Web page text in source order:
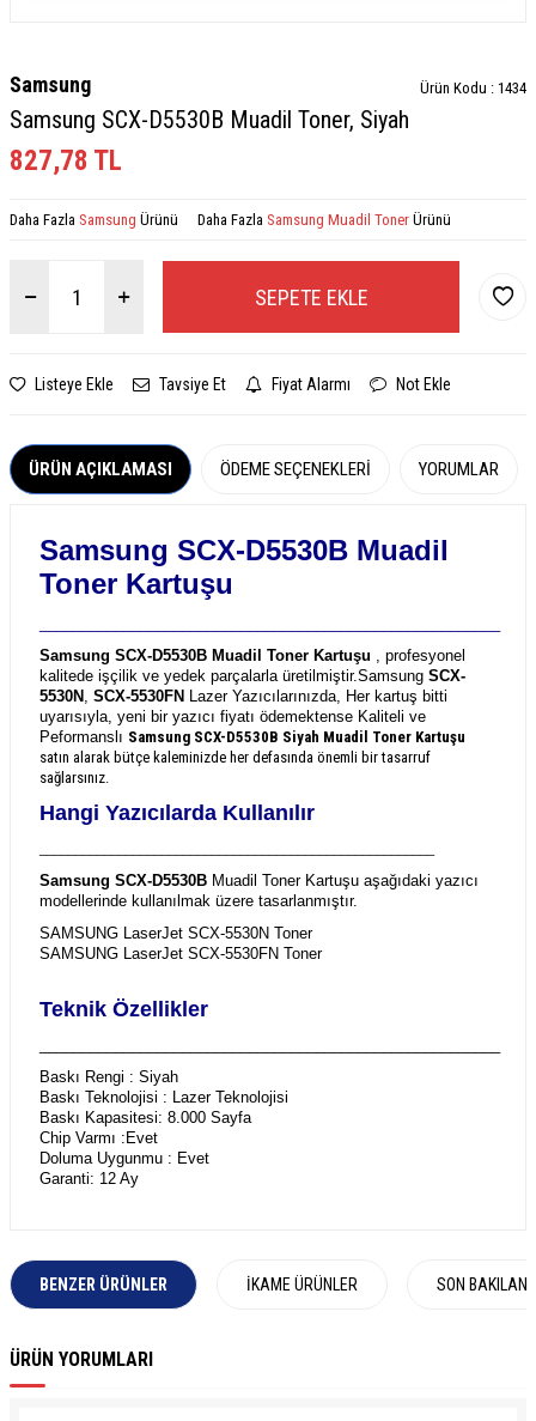
Samsung Ürün Kodu : 1434
Samsung SCX-D5530B Muadil Toner, Siyah
827,78 TL
Daha Fazla Samsung Ürünü Daha Fazla Samsung Muadil Toner Ürünü
SEPETE EKLE
Listeye Ekle Tavsiye Et Fiyat Alarmı Not Ekle
ÜRÜN AÇIKLAMASI ÖDEME SEÇENEKLERI YORUMLAR
Samsung SCX-D5530B Muadil
Toner Kartuşu
Samsung SCX-D5530B Muadil Toner Kartuşu , profesyonel
kalitede işçilik ve yedek parçalarla üretilmiştir.Samsung SCX-
5530N , SCX-5530FN Lazer Yazıcılarınızda, Her kartuş bitti
uyarısıyla, yeni bir yazıcı fiyatı ödemektense Kaliteli ve
Peformanslı Samsung SCX-D5530B Siyah Muadil Toner Kartuşu
satın alarak bütçe kaleminizde her defasında önemli bir tasarruf
sağlarsınız.
Hangi Yazıcılarda Kullanılır
Samsung SCX-D5530B Muadil Toner Kartuşu aşağıdaki yazıcı
modellerinde kullanılmak üzere tasarlanmıştır.
SAMSUNG LaserJet SCX-5530N Toner
SAMSUNG LaserJet SCX-5530FN Toner
Teknik Özellikler
Baskı Rengi : Siyah
Baskı Teknolojisi : Lazer Teknolojisi
Baskı Kapasitesi: 8.000 Sayfa
Chip Varmı :Evet
Doluma Uygunmu : Evet
Garanti: 12 Ay
BENZER ÜRÜNLER İKAME ÜRÜNLER SON
ÜRÜN YORUMLARI